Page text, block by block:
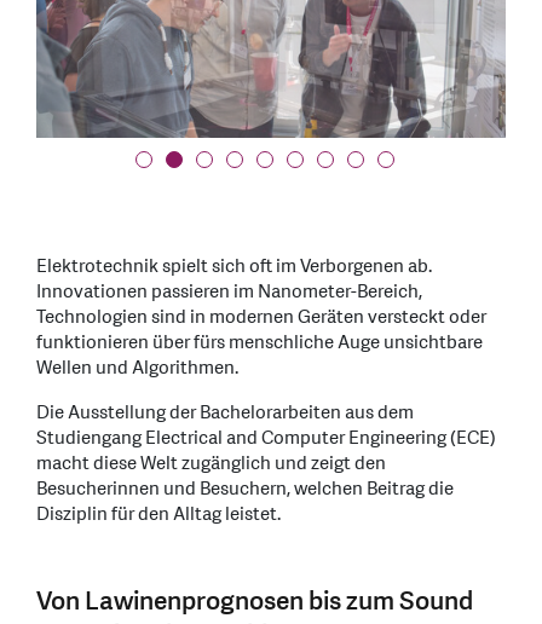
Elektrotechnik spielt sich oft im Verborgenen ab.
Innovationen passieren im Nanometer-Bereich,
Technologien sind in modernen Geräten versteckt oder
funktionieren über fürs menschliche Auge unsichtbare
Wellen und Algorithmen.
Die Ausstellung der Bachelorarbeiten aus dem
Studiengang Electrical and Computer Engineering (ECE)
macht diese Welt zugänglich und zeigt den
Besucherinnen und Besuchern, welchen Beitrag die
Disziplin für den Alltag leistet.
Von Lawinenprognosen bis zum Sound